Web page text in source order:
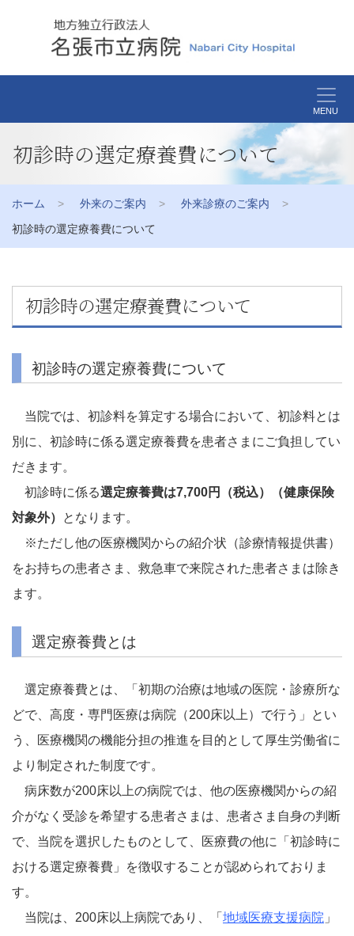
MENU
初診時の選定療養費について
ホーム 外来のご案内
外来診療のご案内
初診時の選定療養費について
初診時の選定療養費について
初診時の選定療養費について
当院では、初診料を算定する場合において、初診料とは
別に、初診時に係る選定療養費を患者さまにご負担してい
だきます。
初診時に係る選定療養費は7,700円（税込）（健康保険
対象外）
となります。
※ただし他の医療機関からの紹介状（診療情報提供書）
をお持ちの患者さま、救急車で来院された患者さまは除き
ます。
選定療養費とは
選定療養費とは、「初期の治療は地域の医院・診療所な
どで、高度・専門医療は病院（200床以上）で行う」とい
う、医療機関の機能分担の推進を目的として厚生労働省に
より制定された制度です。
病床数が200床以上の病院では、他の医療機関からの紹
介がなく受診を希望する患者さまは、患者さま自身の判断
で、当院を選択したものとして、医療費の他に「初診時に
おける選定療養費」を徴収することが認められておりま
す。
当院は、200床以上病院であり、「 地域医療支援病院 」